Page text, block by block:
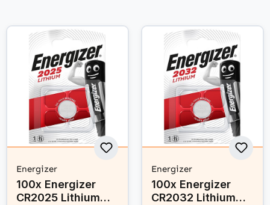
Energizer
100x Energizer
CR2025 Lithium
Energizer
100x Energizer
CR2032 Lithium